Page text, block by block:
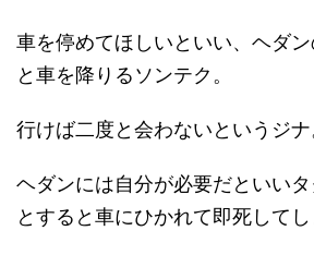
車を停めてほしいといい、ヘダ
と車を降りるソンテク。
行けば二度と会わないというジナ
ヘダンには自分が必要だといい
とすると車にひかれて即死してし